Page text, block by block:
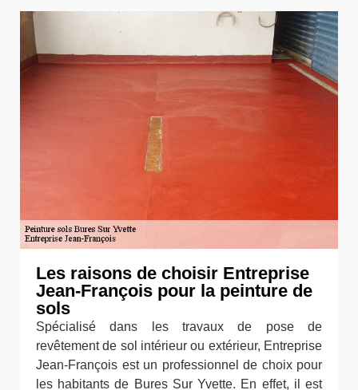
Les raisons de choisir Entreprise
Jean-François pour la peinture de
sols
Spécialisé dans les travaux de pose de
revêtement de sol intérieur ou extérieur, Entreprise
Jean-François est un professionnel de choix pour
les habitants de Bures Sur Yvette. En effet, il est